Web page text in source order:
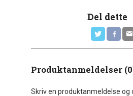
Del dette
Produktanmeldelser
Skriv en produktanmeldelse og